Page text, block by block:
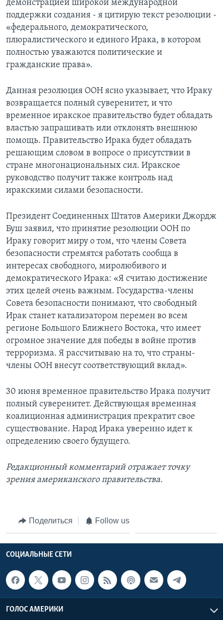
демонстрацией широкой международной
поддержки создания - я цитирую текст резолюции -
«федерального, демократического,
плюралистического и единого Ирака, в котором
полностью уважаются политические и
гражданские права».
Данная резолюция ООН ясно указывает, что Ираку
возвращается полный суверенитет, и что
временное иракское правительство будет обладать
властью запрашивать или отклонять внешнюю
помощь. Правительство Ирака будет обладать
решающим словом в вопросе о присутствии в
стране многонациональных сил. Иракское
руководство получит также контроль над
иракскими силами безопасности.
Президент Соединенных Штатов Америки Джордж
Буш заявил, что принятие резолюции ООН по
Ираку говорит миру о том, что члены Совета
безопасности стремятся работать сообща в
интересах свободного, миролюбивого и
демократического Ирака: «Я считаю достижение
этих целей очень важным. Государства-члены
Совета безопасности понимают, что свободный
Ирак станет катализатором перемен во всем
регионе Большого Ближнего Востока, что имеет
огромное значение для победы в войне против
терроризма. Я рассчитываю на то, что страны-
члены ООН внесут соответствующий вклад».
30 июня временное правительство Ирака получит
полный суверенитет. Действующая временная
коалиционная администрация прекратит свое
существование. Народ Ирака уверенно идет к
определению своего будущего.
Редакционный комментарий отражает точку
зрения американского правительства.
Поделиться Follow us
СОЦИАЛЬНЫЕ СЕТИ
ГОЛОС АМЕРИКИ